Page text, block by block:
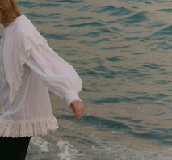
Пижамные штаны с рюшами
Раф